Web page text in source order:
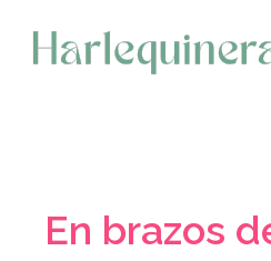
contenido
En brazos